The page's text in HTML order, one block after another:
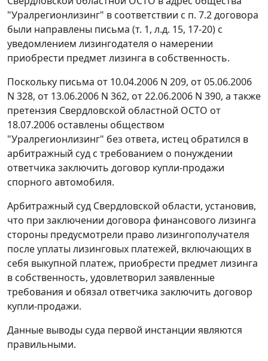
"Уралрегионлизинг" в соответствии с п. 7.2 договора
были направлены письма (т. 1, л.д. 15, 17-20) с
уведомлением лизингодателя о намерении
приобрести предмет лизинга в собственность.
Поскольку письма от 10.04.2006 N 209, от 05.06.2006
N 328, от 13.06.2006 N 362, от 22.06.2006 N 390, а также
претензия Свердловской областной ОСТО от
18.07.2006 оставлены обществом
"Уралрегионлизинг" без ответа, истец обратился в
арбитражный суд с требованием о понуждении
ответчика заключить договор купли-продажи
спорного автомобиля.
Арбитражный суд Свердловской области, установив,
что при заключении договора финансового лизинга
стороны предусмотрели право лизингополучателя
после уплаты лизинговых платежей, включающих в
себя выкупной платеж, приобрести предмет лизинга
в собственность, удовлетворил заявленные
требования и обязал ответчика заключить договор
купли-продажи.
Данные выводы суда первой инстанции являются
правильными.